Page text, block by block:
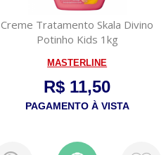
Creme Tratamento Skala Divino
Potinho Kids 1kg
MASTERLINE
R$ 11,50
PAGAMENTO À VISTA